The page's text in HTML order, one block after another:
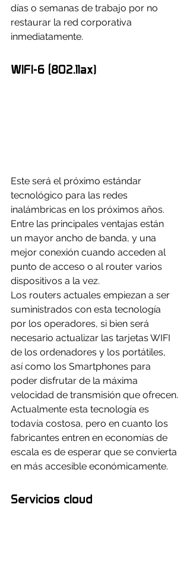
días o semanas de trabajo por no
restaurar la red corporativa
inmediatamente.
WIFI-6 (802.11ax)
Este será el próximo estándar
tecnológico para las redes
inalámbricas en los próximos años.
Entre las principales ventajas están
un mayor ancho de banda, y una
mejor conexión cuando acceden al
punto de acceso o al router varios
dispositivos a la vez.
Los routers actuales empiezan a ser
suministrados con esta tecnología
por los operadores, si bien será
necesario actualizar las tarjetas WIFI
de los ordenadores y los portátiles,
así como los Smartphones para
poder disfrutar de la máxima
velocidad de transmisión que ofrecen.
Actualmente esta tecnología es
todavía costosa, pero en cuanto los
fabricantes entren en economías de
escala es de esperar que se convierta
en más accesible económicamente.
Servicios cloud